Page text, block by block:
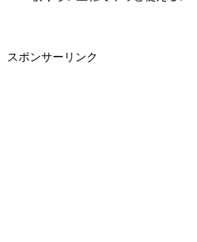
スポンサーリンク